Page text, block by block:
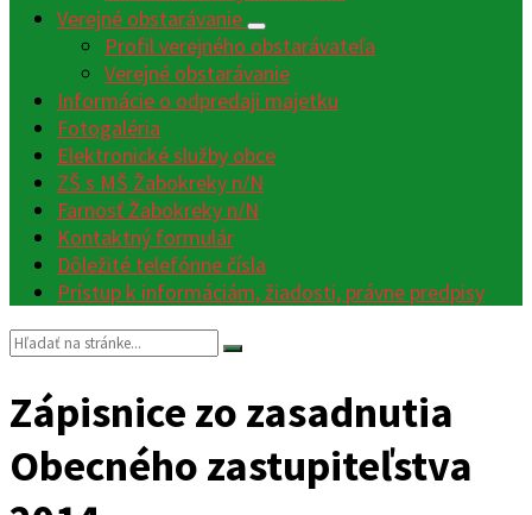
Verejné obstarávanie
Profil verejného obstarávateľa
Verejné obstarávanie
Informácie o odpredaji majetku
Fotogaléria
Elektronické služby obce
ZŠ s MŠ Žabokreky n/N
Farnosť Žabokreky n/N
Kontaktný formulár
Dôležité telefónne čísla
Prístup k informáciám, žiadosti, právne predpisy
Vyhľadávanie:
Zápisnice zo zasadnutia
Obecného zastupiteľstva